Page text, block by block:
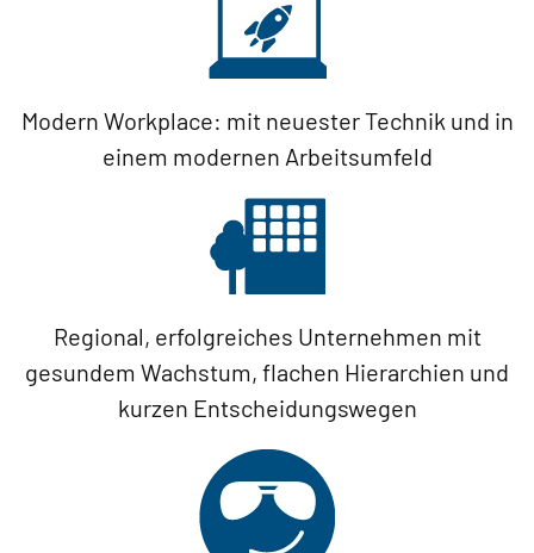
Modern Workplace: mit neuester Technik und in
einem modernen Arbeitsumfeld
Regional, erfolgreiches Unternehmen mit
gesundem Wachstum, flachen Hierarchien und
kurzen Entscheidungswegen